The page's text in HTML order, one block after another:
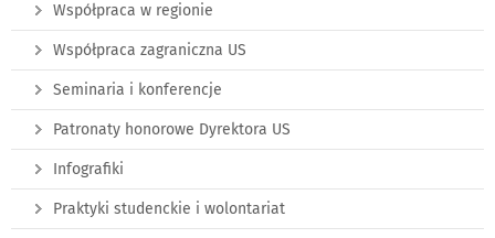
Współpraca w regionie
Współpraca zagraniczna US
Seminaria i konferencje
Patronaty honorowe Dyrektora US
Infografiki
Praktyki studenckie i wolontariat